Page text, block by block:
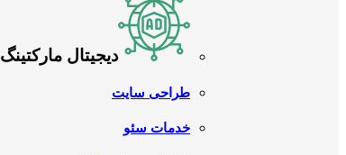
دیجیتال مارکتینگ
طراحی سایت
خدمات سئو